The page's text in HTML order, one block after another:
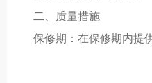
二、质量措施
保修期：在保修期内提